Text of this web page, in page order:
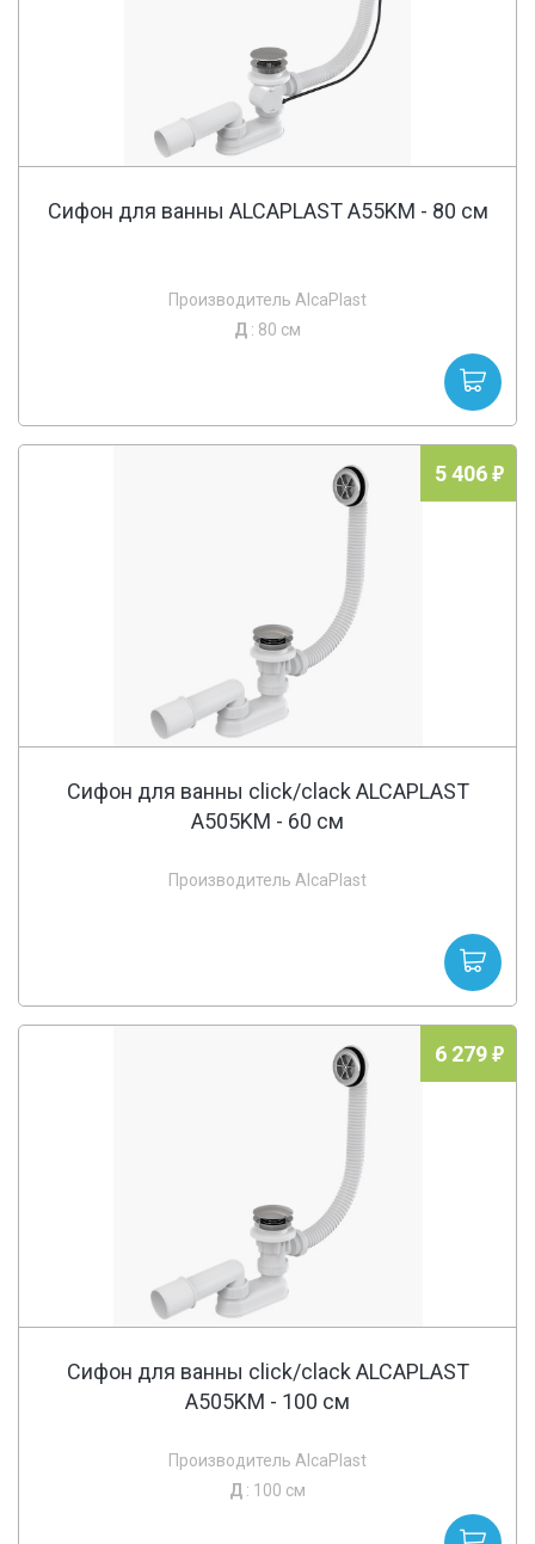
Сифон для ванны ALCAPLAST A55KM - 80 cм
Производитель AlcaPlast
Д : 80 см
5 406
Сифон для ванны click/clack ALCAPLAST
A505KM - 60 cм
Производитель AlcaPlast
6 279
Сифон для ванны click/clack ALCAPLAST
A505KM - 100 cм
Производитель AlcaPlast
Д : 100 см